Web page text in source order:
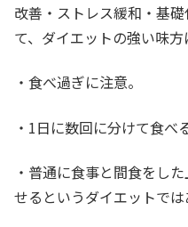
改善・ストレス緩和・基
て、ダイエットの強い味方
・食べ過ぎに注意。
・1日に数回に分けて食べ
・普通に食事と間食をし
せるというダイエットでは